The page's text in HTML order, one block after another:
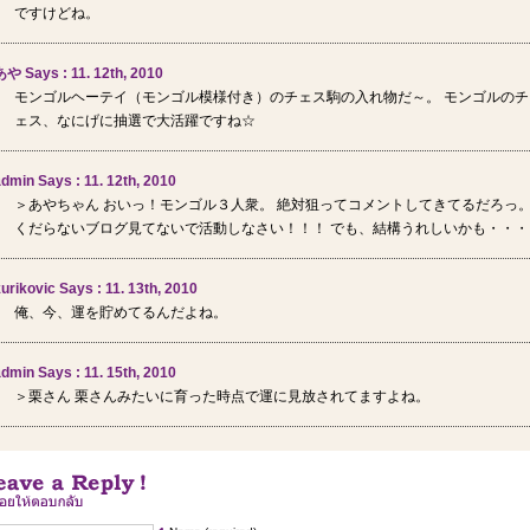
ですけどね。
や Says : 11. 12th, 2010
モンゴルヘーテイ（モンゴル模様付き）のチェス駒の入れ物だ～。 モンゴルのチ
ェス、なにげに抽選で大活躍ですね☆
Says : 11. 12th, 2010
＞あやちゃん おいっ！モンゴル３人衆。 絶対狙ってコメントしてきてるだろっ
くだらないブログ見てないで活動しなさい！！！ でも、結構うれしいかも・・・
Says : 11. 13th, 2010
俺、今、運を貯めてるんだよね。
Says : 11. 15th, 2010
＞栗さん 栗さんみたいに育った時点で運に見放されてますよね。